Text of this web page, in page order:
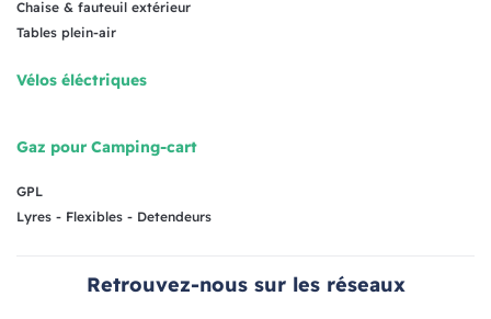
Chaise & fauteuil extérieur
Tables plein-air
Vélos éléctriques
Gaz pour Camping-cart
GPL
Lyres - Flexibles - Detendeurs
Retrouvez-nous sur les réseaux